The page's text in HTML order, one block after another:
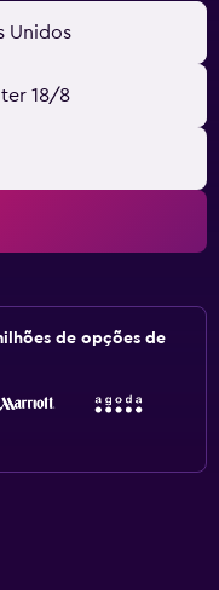
Unidos
ter 18/8
de opções de